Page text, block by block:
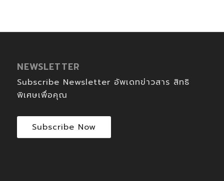
NEWSLETTER
Subscribe Newsletter อัพเดทข่าวสาร สิทธิ
พิเศษเพื่อคุณ
Subscribe Now